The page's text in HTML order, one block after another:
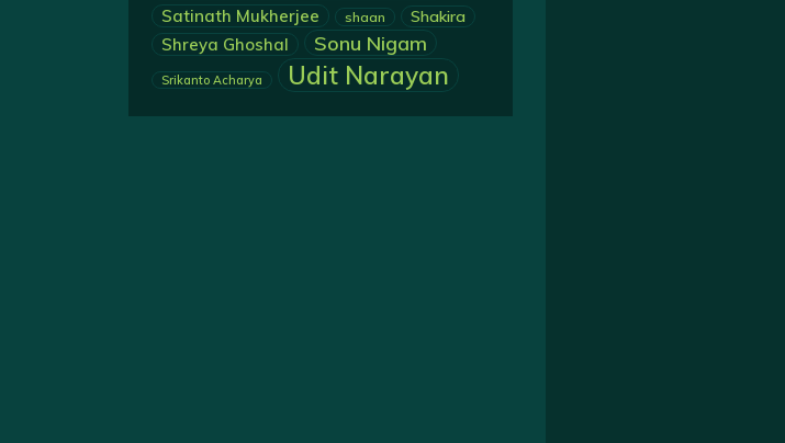
Satinath Mukherjee shaan Shakira
Shreya Ghoshal Sonu Nigam
Srikanto Acharya Udit Narayan